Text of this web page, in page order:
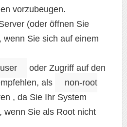
vorzubeugen.
(oder öffnen Sie
wenn Sie sich auf einem
oder Zugriff auf den
als
non-root
, da Sie Ihr System
wenn Sie als Root nicht